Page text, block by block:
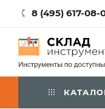
8 (495) 617-08-